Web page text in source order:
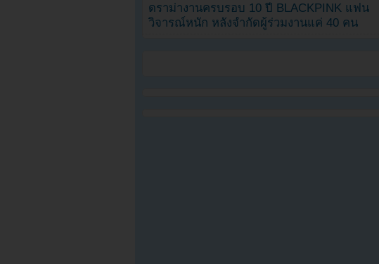
ดราม่างานครบรอบ 10 ปี BLACKPINK แฟน
วิจารณ์หนัก หลังจำกัดผู้ร่วมงานแค่ 40 คน